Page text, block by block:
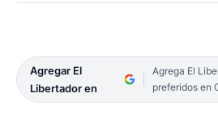
Agregar El
Libertador en
Agrega El
preferidos en